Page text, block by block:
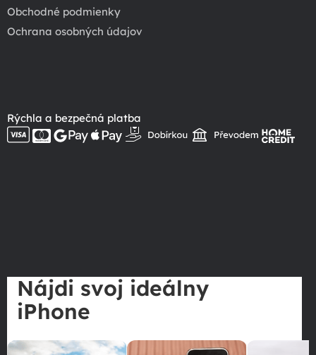
Obchodné podmienky
Ochrana osobných údajov
Rýchla a bezpečná platba
Nájdi svoj ideálny
iPhone